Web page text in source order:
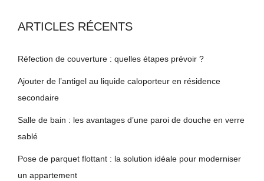
ARTICLES RÉCENTS
Réfection de couverture : quelles étapes prévoir ?
Ajouter de l’antigel au liquide caloporteur en résidence
secondaire
Salle de bain : les avantages d’une paroi de douche en verre
sablé
Pose de parquet flottant : la solution idéale pour moderniser
un appartement